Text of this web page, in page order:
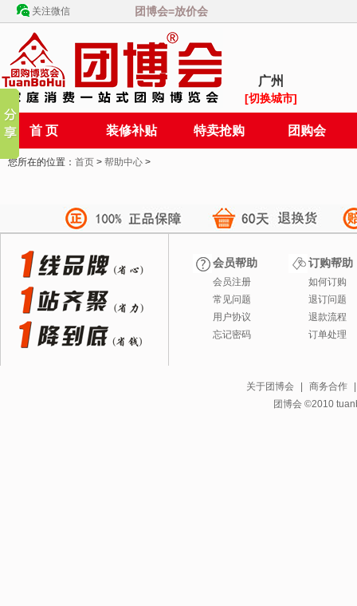
关注微信 团博会=放价会
广州
[切换城市]
首 页 装修补贴 特卖抢购 团购会
您所在的位置： 首页 > 帮助中心 >
会员帮助
会员注册
常见问题
用户协议
忘记密码
订购帮助
如何订购
退订问题
退款流程
订单处理
关于团博会 商务合作
团博会 ©2010